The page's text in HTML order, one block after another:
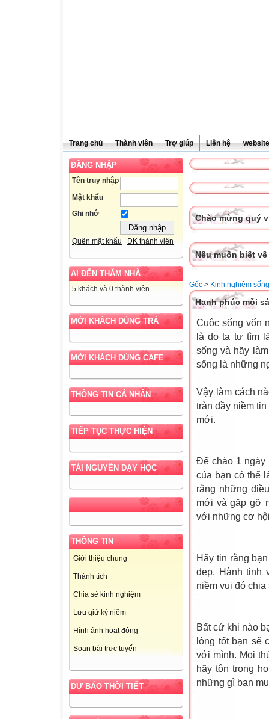
Trang chủ Thành viên Trợ giúp Liên hệ
ĐĂNG NHẬP
Tên truy nhập
Mật khẩu
Ghi nhớ
Quên mật khẩu ĐK thành viên
AI ĐẾN THĂM NHÀ
5 khách và 0 thành viên
MỜI KHÁCH DÙNG TRÀ
MỜI KHÁCH DÙNG CAFE
THÔNG TIN CÁ NHÂN
TIẾP TỤC THỰC HIỆN
TÀI NGUYÊN DẠY HỌC
THÔNG TIN
Giới thiệu chung
Thành tích
Chia sẻ kinh nghiệm
Lưu giữ kỷ niệm
Hình ảnh hoạt động
Soạn bài trực tuyến
DỰ BÁO THỜI TIẾT
Chào mừng quý
Nếu muốn biết
Gốc > Kinh nghiệm sống
Hạnh phúc mỗi
Cuộc sống vốn
là do ta tự tìm
sống và hãy
sống là những
Vậy làm cách
tràn đầy niềm
mới.
Để chào 1 ngày
của bạn có thể
rằng những
mới và gặp gỡ
với những cơ
Hãy tin rằng
đẹp. Hành tinh
niềm vui đó
Bất cứ khi nào
lòng tốt bạn sẽ
với mình. Mọi
hãy tôn trọng
những gì bạn